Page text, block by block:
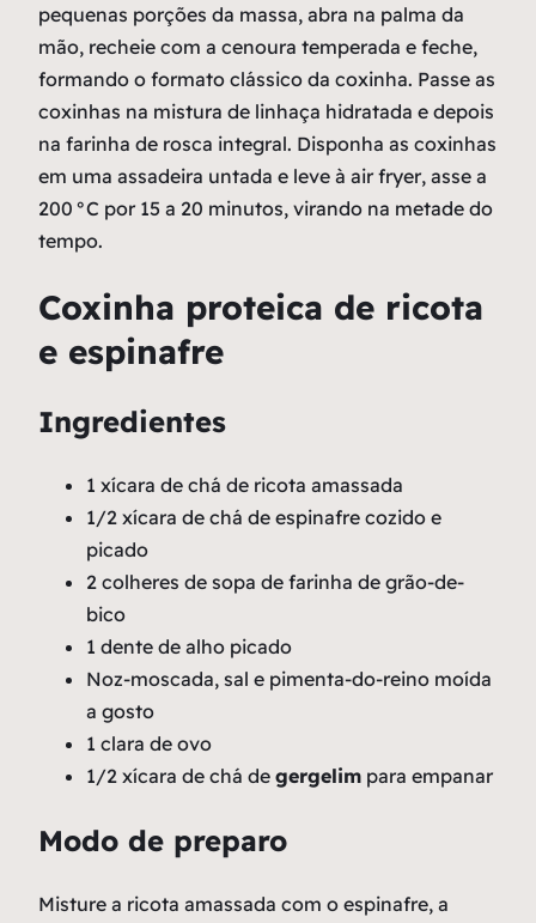
pequenas porções da massa, abra na palma da
mão, recheie com a cenoura temperada e feche,
formando o formato clássico da coxinha. Passe as
coxinhas na mistura de linhaça hidratada e depois
na farinha de rosca integral. Disponha as coxinhas
em uma assadeira untada e leve à air fryer, asse a
200 °C por 15 a 20 minutos, virando na metade do
tempo.
Coxinha proteica de ricota
e espinafre
Ingredientes
1 xícara de chá de ricota amassada
1/2 xícara de chá de espinafre cozido e
picado
2 colheres de sopa de farinha de grão-de-
bico
1 dente de alho picado
Noz-moscada, sal e pimenta-do-reino moída
a gosto
1 clara de ovo
1/2 xícara de chá de gergelim para empanar
Modo de preparo
Misture a ricota amassada com o espinafre, a